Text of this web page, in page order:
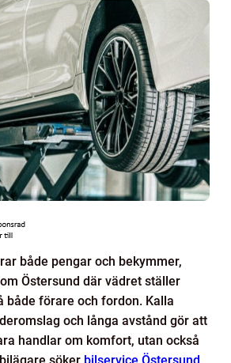
både pengar och bekymmer,
Östersund där vädret ställer
både förare och fordon. Kalla
och långa avstånd gör att
handlar om komfort, utan också